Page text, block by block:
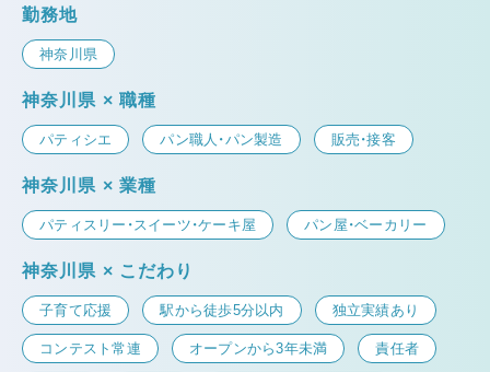
勤務地
神奈川県
神奈川県 × 職種
パティシエ パン職人・パン製造 販売・接客
神奈川県 × 業種
パティスリー・スイーツ・ケーキ屋 パン屋・ベーカリー
神奈川県 × こだわり
子育て応援 駅から徒歩5分以内 独立実績あり
コンテスト常連 オープンから3年未満 責任者